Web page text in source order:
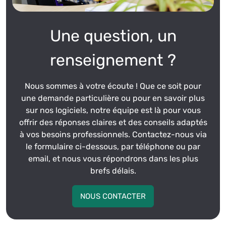
logiciel de conception de jardin 3d s’appuie sur la
JARDISOFT intègre des milliers de références pensées
végétal trié par climat, envergure ou période de
floraison. Ajoutez du mobilier, des clôtures, des bassins
ou divers revêtements en un clin d’œil. À chaque
nouvelle étude, le gain de temps est colossal.
Une création de jardin 3D fluide et sans limites
Chaque terrain est unique et possède ses propres
contraintes. Notre interface rend la
tout en vous garantissant une liberté
totale. Dessiner des massifs tout en courbes, modeler un
talus ou creuser une piscine devient un jeu d’enfant.
L’outil gère parfaitement les dénivelés pour coller
Une question, un
renseignement ?
Nous sommes à votre écoute ! Que ce soit pour
une demande particulière ou pour en savoir plus
sur nos logiciels, notre équipe est là pour vous
offrir des réponses claires et des conseils adaptés
à vos besoins professionnels. Contactez-nous via
le formulaire ci-dessous, par téléphone ou par
email, et nous vous répondrons dans les plus
brefs délais.
NOUS CONTACTER